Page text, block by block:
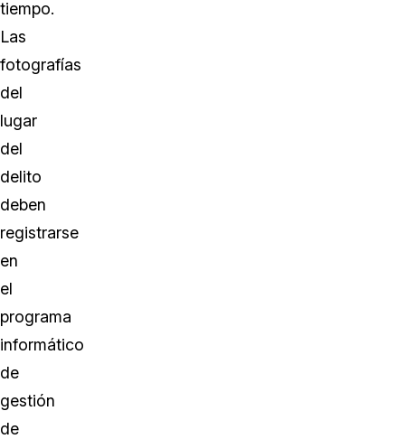
tiempo.
Las
fotografías
del
lugar
del
delito
deben
registrarse
en
el
programa
informático
de
gestión
de